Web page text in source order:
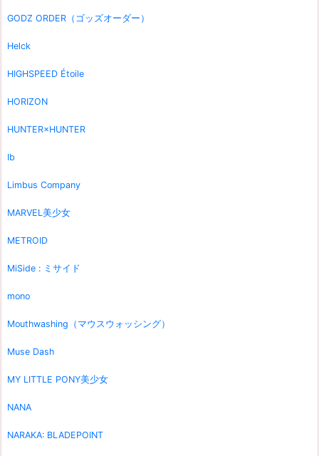
GODZ ORDER（ゴッズオーダー）
Helck
HIGHSPEED Étoile
HORIZON
HUNTER×HUNTER
Ib
Limbus Company
MARVEL美少女
METROID
MiSide : ミサイド
mono
Mouthwashing（マウスウォッシング）
Muse Dash
MY LITTLE PONY美少女
NANA
NARAKA: BLADEPOINT